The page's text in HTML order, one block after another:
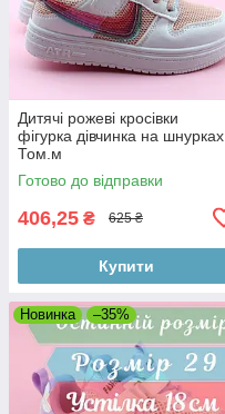
Дитячі рожеві кросівки
фігурка дівчинка на шнурках
Том.м
Готово до відправки
406,25 ₴ 625 ₴
Купити
Новинка –35%